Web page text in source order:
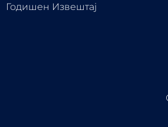
Годишен Извештај